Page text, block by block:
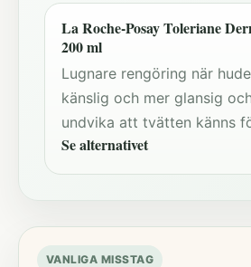
La Roche-Posay Toleriane
200 ml
Lugnare rengöring när
känslig och mer glansig
undvika att tvätten känns
Se alternativet
VANLIGA MISSTAG